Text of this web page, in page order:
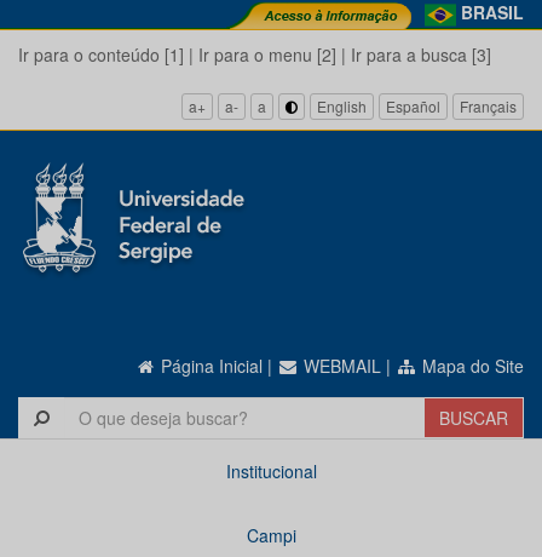
BRASIL
Ir para o conteúdo [1] | Ir para o menu [2] | Ir para a busca [3]
a+ a- a English Español Français
Página Inicial | WEBMAIL | Mapa do Site
Institucional
Campi